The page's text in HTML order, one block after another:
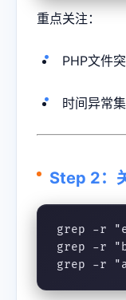
重点关注：
PHP文件
时间异常
Step 2：
grep -r
grep -r
grep -r